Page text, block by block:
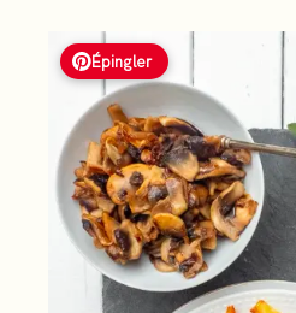
Épingler